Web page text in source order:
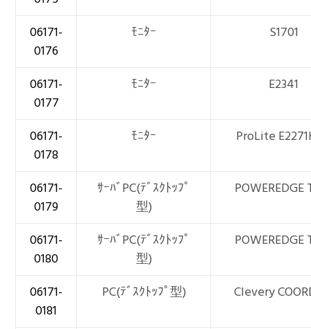
06171-
0176
ﾓﾆﾀｰ S1701
06171-
0177
ﾓﾆﾀｰ E2341
06171-
0178
ﾓﾆﾀｰ ProLite
06171-
0179
ｻｰﾊﾞPC(ﾃﾞｽｸﾄｯﾌﾟ
型)
POWEREDGE
06171-
0180
ｻｰﾊﾞPC(ﾃﾞｽｸﾄｯﾌﾟ
型)
POWEREDGE
06171-
0181
PC(ﾃﾞｽｸﾄｯﾌﾟ型) Clevery